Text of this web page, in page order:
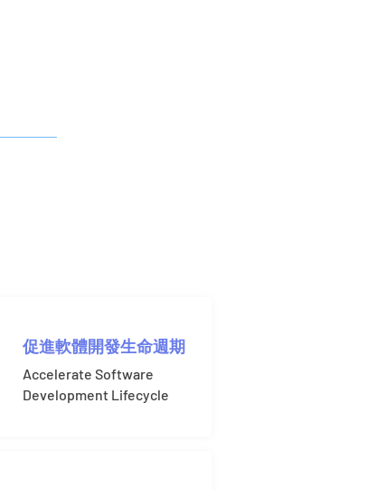
促進軟體開發生命週期
Accelerate Software
Development Lifecycle